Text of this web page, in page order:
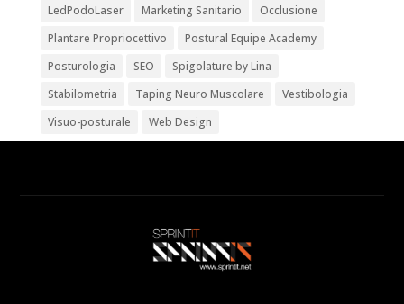
LedPodoLaser
Marketing Sanitario
Occlusione
Plantare Propriocettivo
Postural Equipe Academy
Posturologia
SEO
Spigolature by Lina
Stabilometria
Taping Neuro Muscolare
Vestibologia
Visuo-posturale
Web Design
Archivi